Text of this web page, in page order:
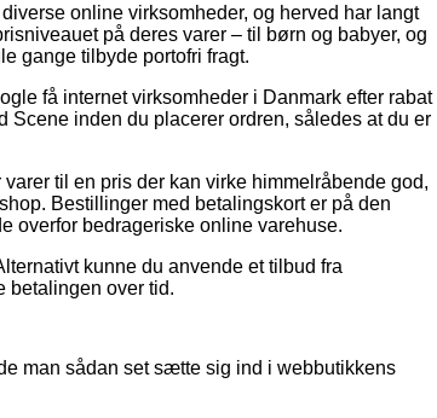
online virksomheder, og herved har langt
på deres varer – til børn og babyer, og
gange tilbyde portofri fragt.
få internet virksomheder i Danmark efter rabat
inden du placerer ordren, således at du er
til en pris der kan virke himmelråbende god,
Bestillinger med betalingskort er på den
overfor bedrageriske online varehuse.
kunne du anvende et tilbud fra
betalingen over tid.
man sådan set sætte sig ind i webbutikkens